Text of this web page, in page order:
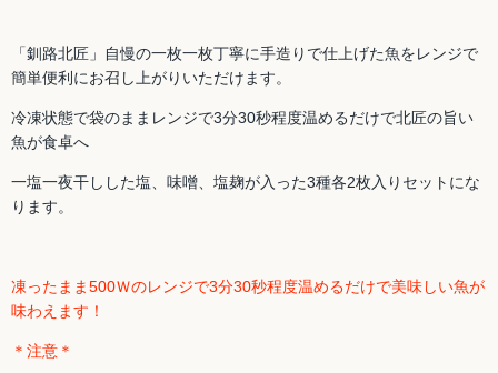
「釧路北匠」自慢の一枚一枚丁寧に手造りで仕上げた魚をレンジで
簡単便利にお召し上がりいただけます。
冷凍状態で袋のままレンジで3分30秒程度温めるだけで北匠の旨い
魚が食卓へ
一塩一夜干しした塩、味噌、塩麹が入った3種各2枚入りセットにな
ります。
凍ったまま500Ｗのレンジで3分30秒程度温めるだけで美味しい魚が
味わえます！
＊注意＊